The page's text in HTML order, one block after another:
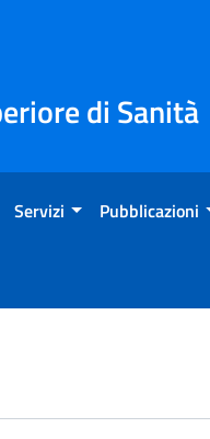
di Sanità
Servizi Pubblicazioni
- Eventi